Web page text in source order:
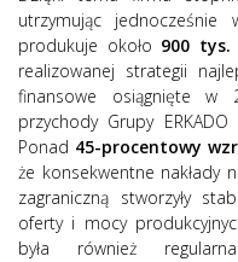
utrzymując
produkuje około 900
realizowanej strategii
finansowe osiągnięte w
przychody Grupy ERKADO
Ponad 45-procentowy
że konsekwentne nakłady
zagraniczną stworzyły
oferty i mocy
była również